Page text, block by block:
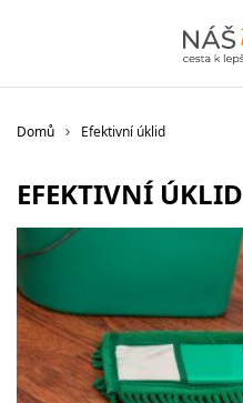
Domů Efektivní úklid
EFEKTIVNÍ ÚKLID